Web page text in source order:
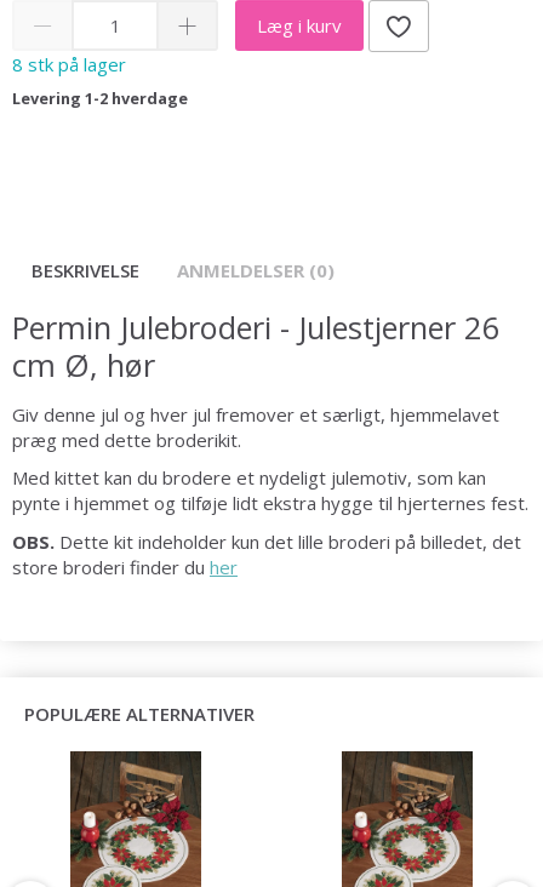
Læg i kurv
8 stk på lager
Levering 1-2 hverdage
BESKRIVELSE ANMELDELSER (0)
Permin Julebroderi - Julestjerner 26
cm Ø, hør
Giv denne jul og hver jul fremover et særligt, hjemmelavet
præg med dette broderikit.
Med kittet kan du brodere et nydeligt julemotiv, som kan
pynte i hjemmet og tilføje lidt ekstra hygge til hjerternes fest.
OBS. Dette kit indeholder kun det lille broderi på billedet, det
store broderi finder du her
POPULÆRE ALTERNATIVER